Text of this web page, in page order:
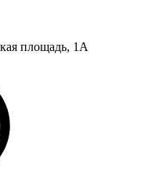
площадь, 1А